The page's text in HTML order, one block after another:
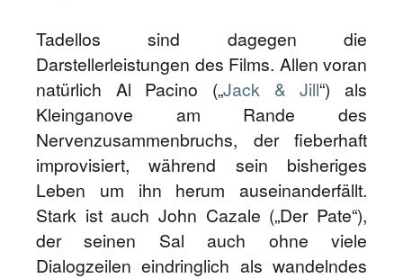
Tadellos sind dagegen die
Darstellerleistungen des Films. Allen voran
natürlich Al Pacino („Jack & Jill“) als
Kleinganove am Rande des
Nervenzusammenbruchs, der fieberhaft
improvisiert, während sein bisheriges
Leben um ihn herum auseinanderfällt.
Stark ist auch John Cazale („Der Pate“),
der seinen Sal auch ohne viele
Dialogzeilen eindringlich als wandelndes